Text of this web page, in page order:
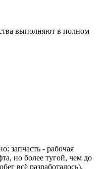
выполняют в полном
запчасть - рабочая
но более тугой, чем до
всё разработалось),